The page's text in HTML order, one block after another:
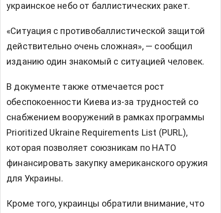
украинское небо от баллистических ракет.
«Ситуация с противобаллистической защитой
действительно очень сложная», — сообщил
изданию один знакомый с ситуацией человек.
В документе также отмечается рост
обеспокоенности Киева из-за трудностей со
снабжением вооружений в рамках программы
Prioritized Ukraine Requirements List (PURL),
которая позволяет союзникам по НАТО
финансировать закупку американского оружия
для Украины.
Кроме того, украинцы обратили внимание, что